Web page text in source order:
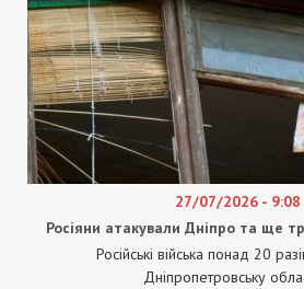
27/07/2026 - 9:08
Росіяни атакували Дніпро та ще
Російські війська понад 20
Дніпропетровську